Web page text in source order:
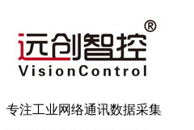
专注工业网络通讯数据采集